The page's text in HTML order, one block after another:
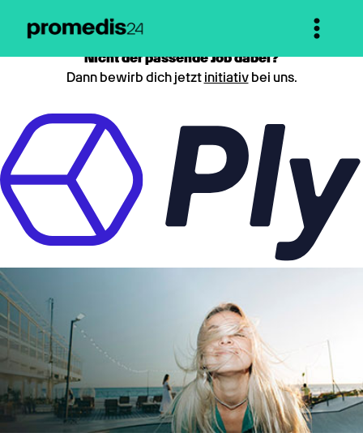
Nicht der passende Job dabei?
Dann bewirb dich jetzt initiativbei uns.